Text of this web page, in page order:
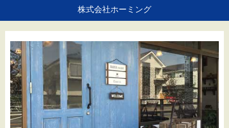
株式会社ホーミング